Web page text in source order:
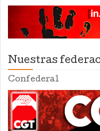
Nuestras
Confederal